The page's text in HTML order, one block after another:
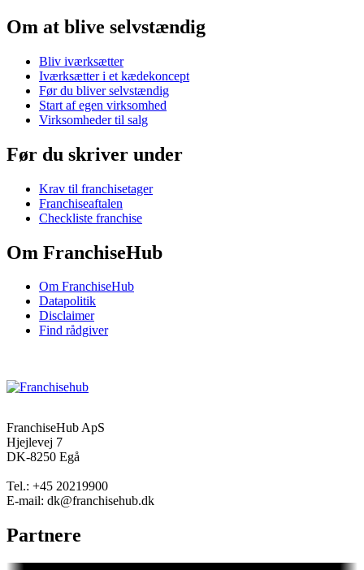
Om at blive selvstændig
Bliv iværksætter
Iværksætter i et kædekoncept
Før du bliver selvstændig
Start af egen virksomhed
Virksomheder til salg
Før du skriver under
Krav til franchisetager
Franchiseaftalen
Checkliste franchise
Om FranchiseHub
Om FranchiseHub
Datapolitik
Disclaimer
Find rådgiver
FranchiseHub ApS
Hjejlevej 7
DK-8250 Egå
Tel.: +45 20219900
E-mail: dk@franchisehub.dk
Partnere